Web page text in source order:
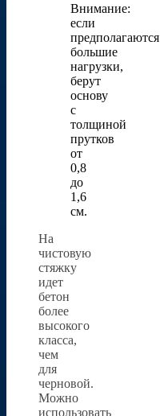
Внимание:
если
предполагаются
большие
нагрузки,
берут
основу
с
толщиной
прутков
от
0,8
до
1,6
см.
На
чистовую
стяжку
идет
бетон
более
высокого
класса,
чем
для
черновой.
Можно
использовать